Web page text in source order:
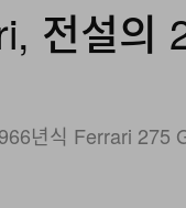
전설의
년식 Ferrari 275